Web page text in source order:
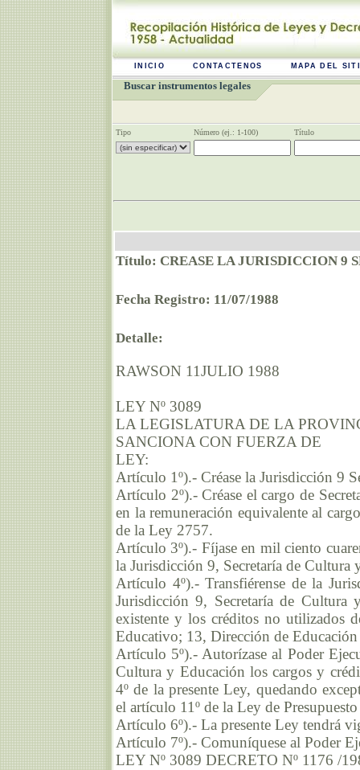
INICIO CONTACTENOS MAPA DEL
Buscar instrumentos legales
Tipo Número (ej.: 1-100) Título
Título: CREASE LA JURISDICCION 9
Fecha Registro: 11/07/1988
Detalle:
RAWSON 11JULIO 1988
LEY Nº 3089
LA LEGISLATURA DE LA
SANCIONA CON FUERZA DE
LEY:
Artículo 1º).- Créase la Jurisdicción 9
Artículo 2º).- Créase el cargo de
en la remuneración equivalente al
de la Ley 2757.
Artículo 3º).- Fíjase en mil ciento
la Jurisdicción 9, Secretaría de Cultura
Artículo 4º).- Transfiérense de la
Jurisdicción 9, Secretaría de Cultura
existente y los créditos no utilizados
Educativo; 13, Dirección de
Artículo 5º).- Autorízase al Poder
Cultura y Educación los cargos y
4º de la presente Ley, quedando
el artículo 11º de la Ley de
Artículo 6º).- La presente Ley tendrá
Artículo 7º).- Comuníquese al Poder
LEY Nº 3089 DECRETO Nº 1176 /